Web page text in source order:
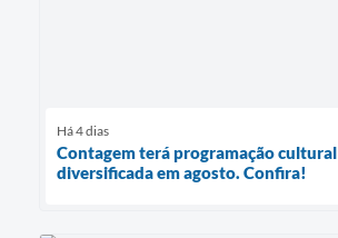
Há 4 dias
Contagem terá programação cultural
diversificada em agosto. Confira!